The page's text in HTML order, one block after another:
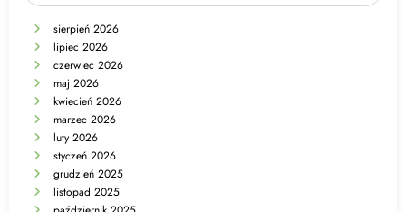
sierpień 2026
lipiec 2026
czerwiec 2026
maj 2026
kwiecień 2026
marzec 2026
luty 2026
styczeń 2026
grudzień 2025
listopad 2025